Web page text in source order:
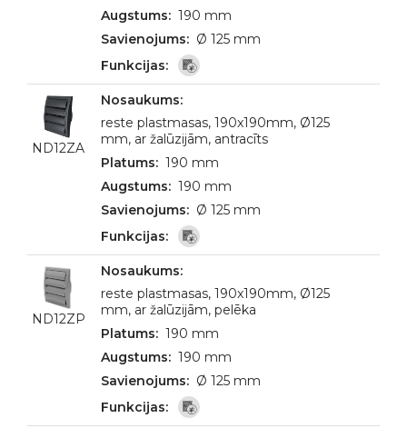
190 mm
Ø 125 mm
ND12ZA
reste plastmasas, 190x190mm, Ø125
mm, ar žalūzijām, antracīts
190 mm
190 mm
Ø 125 mm
ND12ZP
reste plastmasas, 190x190mm, Ø125
mm, ar žalūzijām, pelēka
190 mm
190 mm
Ø 125 mm